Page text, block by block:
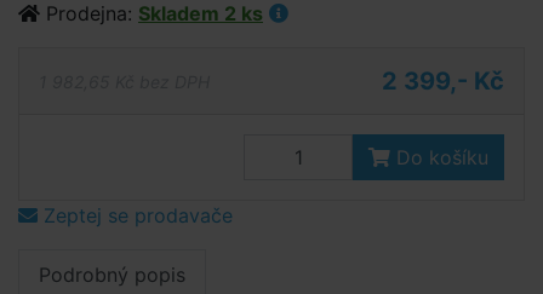
Prodejna: Skladem 2 ks
2 399,- Kč
Do košíku
Zeptej se prodavače
Podrobný popis